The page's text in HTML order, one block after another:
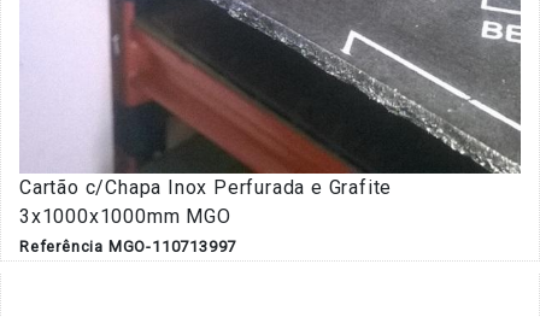
Cartão c/Chapa Inox Perfurada e Grafite
3x1000x1000mm MGO
Referência MGO-110713997